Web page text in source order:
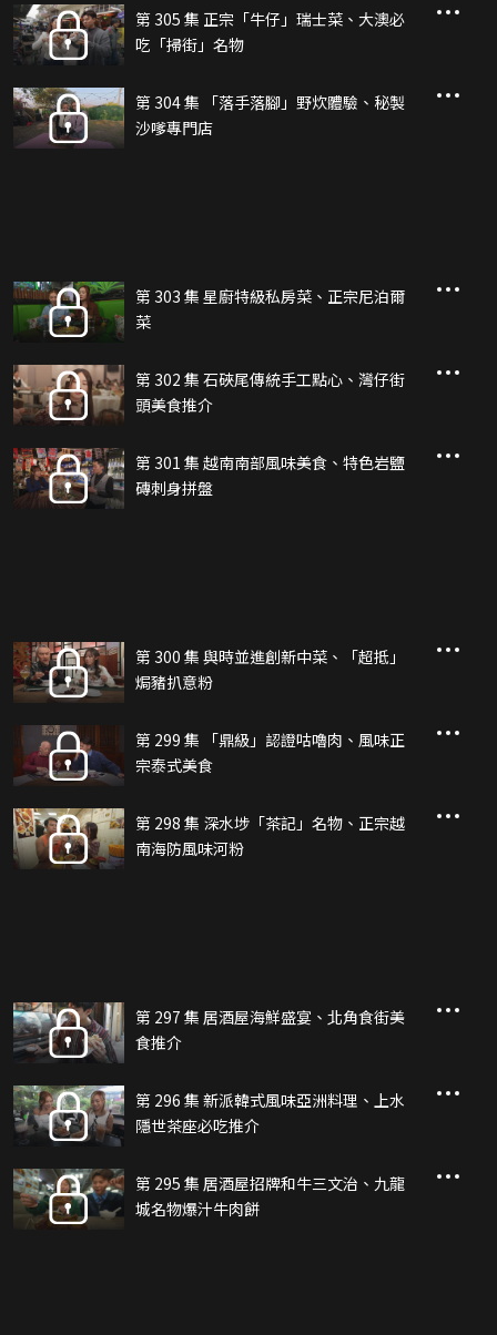
第 305 集 正宗「牛仔」瑞士菜、大澳必
吃「掃街」名物
第 304 集 「落手落腳」野炊體驗、秘製
沙嗲專門店
第 303 集 星廚特級私房菜、正宗尼泊爾
菜
第 302 集 石硤尾傳統手工點心、灣仔街
頭美食推介
第 301 集 越南南部風味美食、特色岩鹽
磚刺身拼盤
第 300 集 與時並進創新中菜、「超抵」
焗豬扒意粉
第 299 集 「鼎級」認證咕嚕肉、風味正
宗泰式美食
第 298 集 深水埗「茶記」名物、正宗越
南海防風味河粉
第 297 集 居酒屋海鮮盛宴、北角食街美
食推介
第 296 集 新派韓式風味亞洲料理、上水
隱世茶座必吃推介
第 295 集 居酒屋招牌和牛三文治、九龍
城名物爆汁牛肉餅